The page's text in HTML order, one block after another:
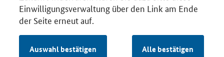
Einwilligungsverwaltung über den Link am Ende
der Seite erneut auf.
Auswahl bestätigen Alle bestätigen